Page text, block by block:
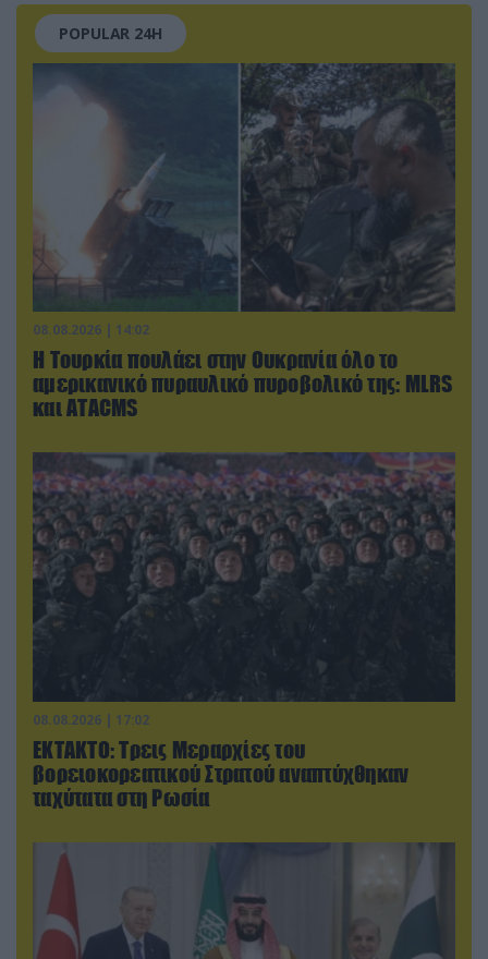
POPULAR 24H
08.08.2026 | 14:02
Η Τουρκία πουλάει στην Ουκρανία όλο το
αμερικανικό πυραυλικό πυροβολικό της: MLRS
και ΑΤΑCMS
08.08.2026 | 17:02
ΕΚΤΑΚΤΟ: Τρεις Μεραρχίες του
βορειοκορεατικού Στρατού αναπτύχθηκαν
ταχύτατα στη Ρωσία